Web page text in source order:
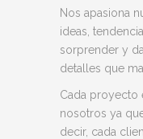
Nos apasiona
ideas,
sorprender y
detalles que
Cada proyecto
nosotros ya
decir, cada